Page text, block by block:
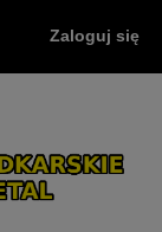
Zaloguj się